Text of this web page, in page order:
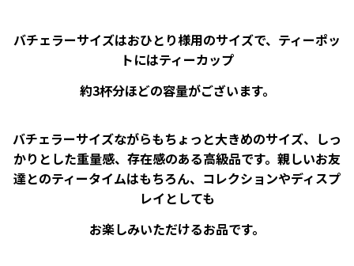
バチェラーサイズはおひとり様用のサイズで、ティーポッ
トにはティーカップ
約3杯分ほどの容量がございます。
バチェラーサイズながらもちょっと大きめのサイズ、しっ
かりとした重量感、存在感のある高級品です。親しいお友
達とのティータイムはもちろん、コレクションやディスプ
レイとしても
お楽しみいただけるお品です。